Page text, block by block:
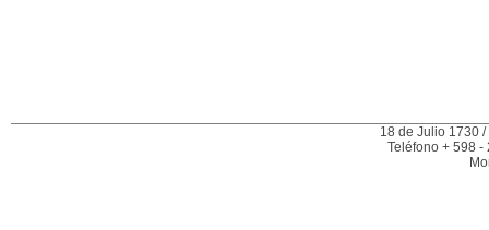
18 de Julio 1730
Teléfono + 598 -